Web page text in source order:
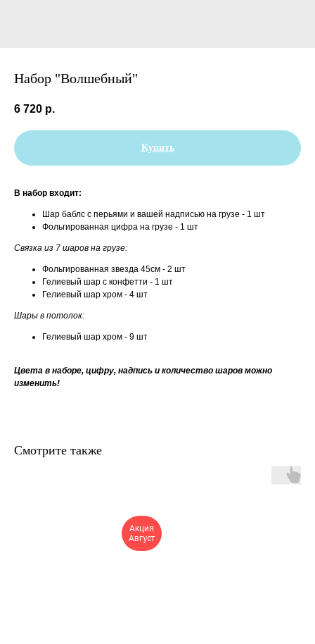
Набор "Волшебный"
6 720 р.
Купить
В набор входит:
Шар баблс с перьями и вашей надписью на грузе - 1 шт
Фольгированная цифра на грузе - 1 шт
Связка из 7 шаров на грузе:
Фольгированная звезда 45см - 2 шт
Гелиевый шар с конфетти - 1 шт
Гелиевый шар хром - 4 шт
Шары в потолок:
Гелиевый шар хром - 9 шт
Цвета в наборе, цифру, надпись и количество шаров можно
изменить!
Смотрите также
Акция
Август